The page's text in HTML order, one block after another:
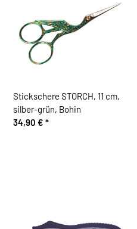
Stickschere STORCH, 11 cm,
silber-grün, Bohin
34,90 € *